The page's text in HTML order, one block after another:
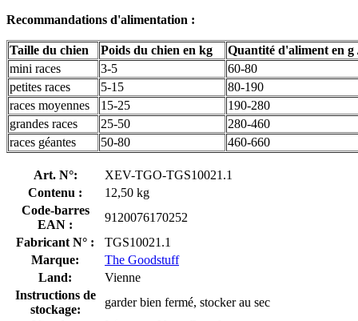
Recommandations d'alimentation :
Taille du chien Poids du chien en kg
Quantité d'aliment en
mini races
3-5
60-80
petites races
5-15
80-190
races moyennes
15-25
190-280
grandes races
25-50
280-460
races géantes
50-80 460-660
Art. N°:
XEV-TGO-TGS10021.1
Contenu :
12,50 kg
Code-barres
EAN :
9120076170252
Fabricant N° :
TGS10021.1
Marque:
The Goodstuff
Land:
Vienne
Instructions de
stockage:
garder bien fermé, stocker au sec